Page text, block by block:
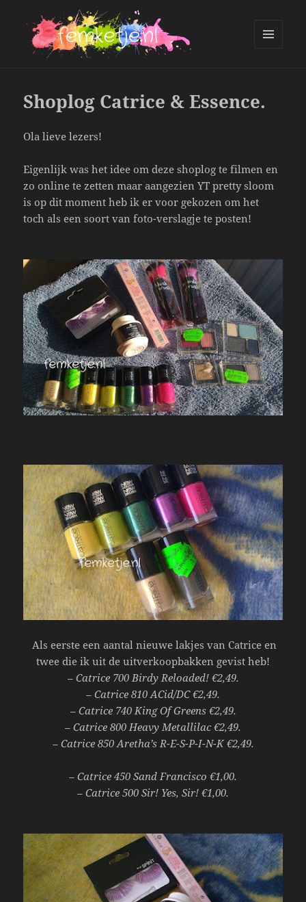
Shoplog Catrice & Essence.
Ola lieve lezers!
Eigenlijk was het idee om deze shoplog te filmen en
zo online te zetten maar aangezien YT pretty sloom
is op dit moment heb ik er voor gekozen om het
toch als een soort van foto-verslagje te posten!
Als eerste een aantal nieuwe lakjes van Catrice en
twee die ik uit de uitverkoopbakken gevist heb!
– Catrice 700 Birdy Reloaded! €2,49.
– Catrice 810 ACid/DC €2,49.
– Catrice 740 King Of Greens €2,49.
– Catrice 800 Heavy Metallilac €2,49.
– Catrice 850 Aretha’s R-E-S-P-I-N-K €2,49.
– Catrice 450 Sand Francisco €1,00.
– Catrice 500 Sir! Yes, Sir! €1,00.